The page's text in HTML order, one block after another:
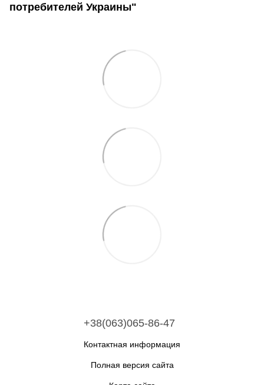
потребителей Украины"
+38(063)065-86-47
Контактная информация
Полная версия сайта